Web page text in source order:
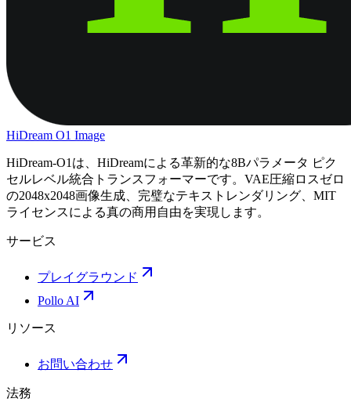
HiDream O1 Image
HiDream-O1は、HiDreamによる革新的な8Bパラメータ ピク
セルレベル統合トランスフォーマーです。VAE圧縮ロスゼロ
の2048x2048画像生成、完璧なテキストレンダリング、MIT
ライセンスによる真の商用自由を実現します。
サービス
プレイグラウンド
Pollo AI
リソース
お問い合わせ
法務